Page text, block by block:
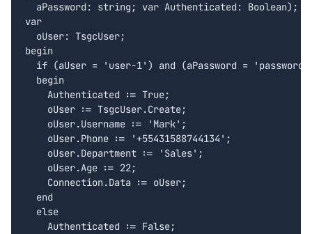
  aPassword: string; var Authenticated: Boolean);
var
  oUser: TsgcUser;
begin
if (aUser = 'user-1') and (aPassword =
  begin
    Authenticated := True;
    oUser := TsgcUser.Create;
    oUser.Username := 'Mark';
    oUser.Phone := '+55431588744134';
    oUser.Department := 'Sales';
    oUser.Age := 22;
    Connection.Data := oUser;
  end
  else
    Authenticated := False;